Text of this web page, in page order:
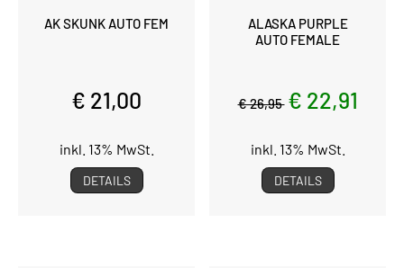
AK SKUNK AUTO FEM
€ 21,00
inkl. 13% MwSt.
DETAILS
ALASKA PURPLE
AUTO FEMALE
€ 26,95 € 22,91
inkl. 13% MwSt.
DETAILS